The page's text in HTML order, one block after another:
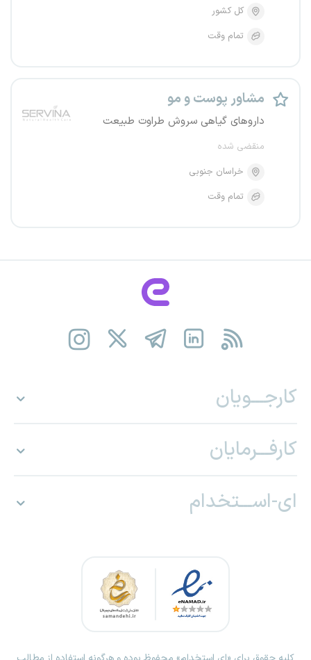
کل کشور
تمام وقت
مشاور پوست و مو
داروهای گیاهی سروش طراوت طبیعت
منقضی شده
خراسان جنوبی
تمام وقت
کارجـــویان
کارفـــرمایان
ای-اســـتخدام